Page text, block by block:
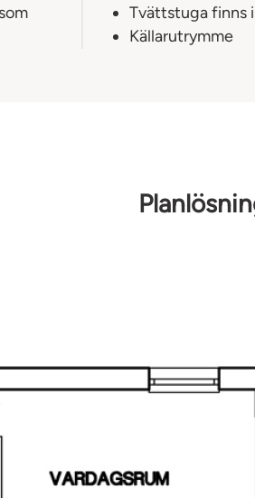
för cykel- och
eller dig
Tvättstuga finns
Källarutrymme